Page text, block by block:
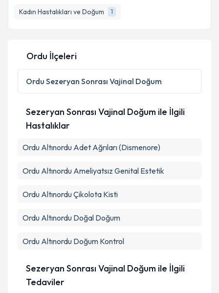
Kadın Hastalıkları ve Doğum
1
Ordu İlçeleri
Ordu Sezeryan Sonrası Vajinal Doğum
Sezeryan Sonrası Vajinal Doğum ile İlgili
Hastalıklar
Ordu Altınordu Adet Ağrıları (Dismenore)
Ordu Altınordu Ameliyatsız Genital Estetik
Ordu Altınordu Çikolota Kisti
Ordu Altınordu Doğal Doğum
Ordu Altınordu Doğum Kontrol
Sezeryan Sonrası Vajinal Doğum ile İlgili
Tedaviler